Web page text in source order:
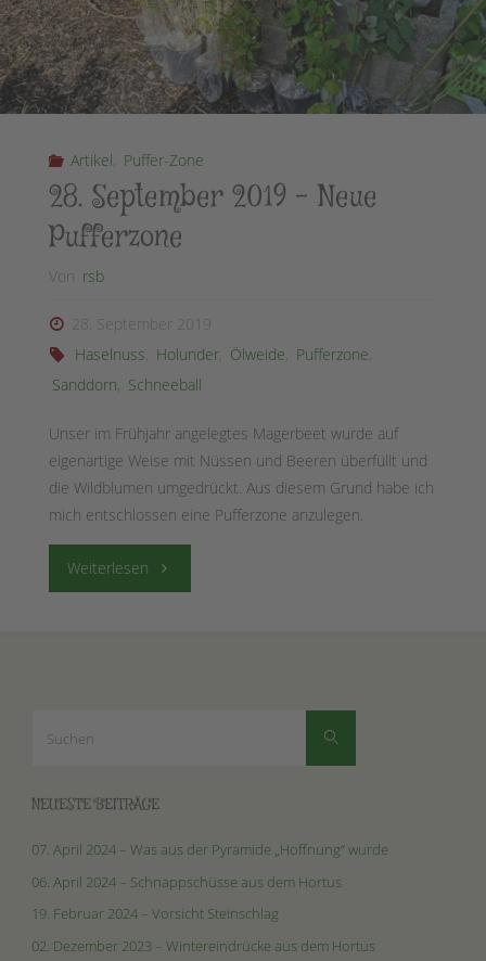
Artikel, Puffer-Zone
28. September 2019 – Neue
Pufferzone
rsb
28. September 2019
Haselnuss, Holunder, Ölweide, Pufferzone,
Sanddorn, Schneeball
Unser im Frühjahr angelegtes Magerbeet wurde auf
eigenartige Weise mit Nüssen und Beeren überfüllt und
die Wildblumen umgedrückt. Aus diesem Grund habe ich
mich entschlossen eine Pufferzone anzulegen.
Weiterlesen "28.
Pufferzone"
Suchen
NEUESTE BEITRÄGE
07. April 2024 – Was aus der Pyramide „Hoffnung“ wurde
06. April 2024 – Schnappschüsse aus dem Hortus
19. Februar 2024 – Vorsicht Steinschlag
02. Dezember 2023 – Wintereindrücke aus dem Hortus